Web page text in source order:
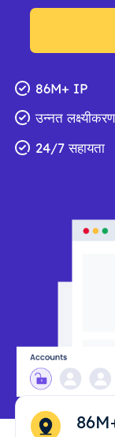
86M+ IP
उन्नत लक्ष्यीकरण
24/7 सहायता